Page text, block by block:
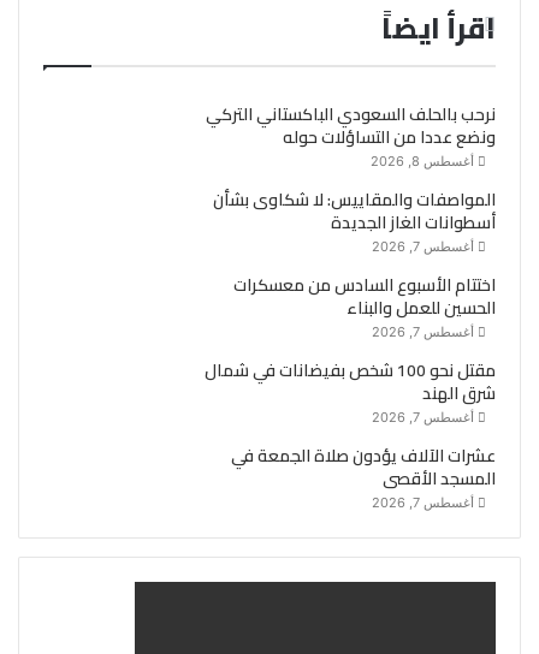
اقرأ ايضاً
نرحب بالحلف السعودي الباكستاني التركي
ونضع عددا من التساؤلات حوله
أغسطس 8, 2026
المواصفات والمقاييس: لا شكاوى بشأن
أسطوانات الغاز الجديدة
أغسطس 7, 2026
اختتام الأسبوع السادس من معسكرات
الحسين للعمل والبناء
أغسطس 7, 2026
مقتل نحو 100 شخص بفيضانات في شمال
شرق الهند
أغسطس 7, 2026
عشرات الآلاف يؤدون صلاة الجمعة في
المسجد الأقصى
أغسطس 7, 2026